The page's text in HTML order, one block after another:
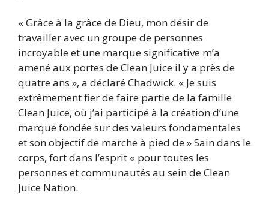
« Grâce à la grâce de Dieu, mon désir de
travailler avec un groupe de personnes
incroyable et une marque significative m’a
amené aux portes de Clean Juice il y a près de
quatre ans », a déclaré Chadwick. « Je suis
extrêmement fier de faire partie de la famille
Clean Juice, où j’ai participé à la création d’une
marque fondée sur des valeurs fondamentales
et son objectif de marche à pied de » Sain dans le
corps, fort dans l’esprit « pour toutes les
personnes et communautés au sein de Clean
Juice Nation.